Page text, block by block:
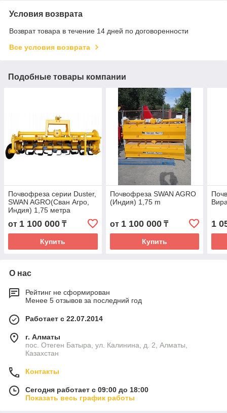
Условия возврата
Возврат товара в течение 14 дней по договоренности
Все условия возврата
Подобные товары компании
Почвофреза серии Duster,
SWAN AGRO(Сван Агро,
Индия) 1,75 метра
от 1 100 000 ₸
Купить
Почвофреза SWAN AGRO
(Индия) 1,75 m
от 1 100 000₸
Купить
1
О нас
Рейтинг не сформирован
Менее 5 отзывов за последний год
Работает с 22.07.2014
г. Алматы
пос. Отеген Батыра, ул. Калинина, д. 2, Алматы,
Казахстан
Контакты
Сегодня работает с 09:00 до 18:00
Показать весь график работы